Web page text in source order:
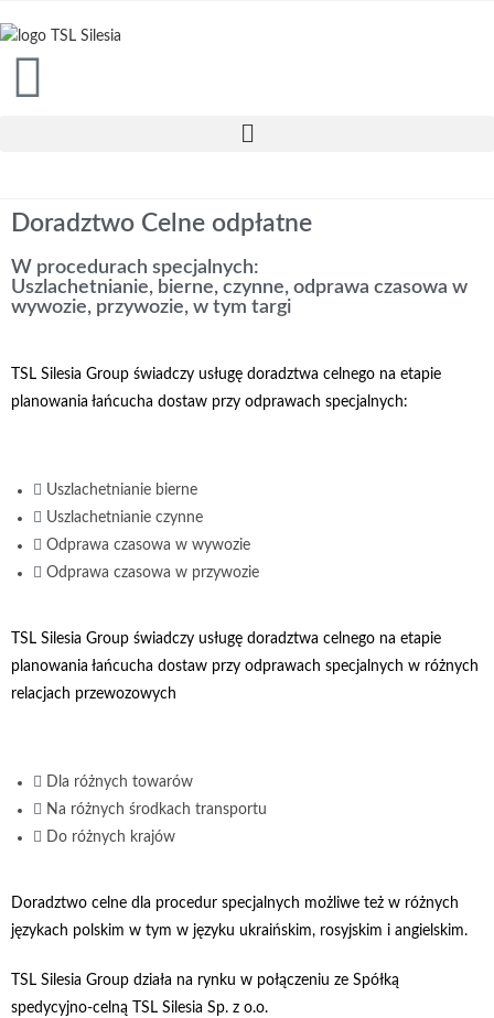
Doradztwo Celne odpłatne
W procedurach specjalnych:
Uszlachetnianie, bierne, czynne, odprawa czasowa w
wywozie, przywozie, w tym targi
TSL Silesia Group świadczy usługę doradztwa celnego na etapie
planowania łańcucha dostaw przy odprawach specjalnych:
Uszlachetnianie bierne
Uszlachetnianie czynne
Odprawa czasowa w wywozie
Odprawa czasowa w przywozie
TSL Silesia Group świadczy usługę doradztwa celnego na etapie
planowania łańcucha dostaw przy odprawach specjalnych w różnych
relacjach przewozowych
Dla różnych towarów
Na różnych środkach transportu
Do różnych krajów
Doradztwo celne dla procedur specjalnych możliwe też w różnych
językach polskim w tym w języku ukraińskim, rosyjskim i angielskim.
TSL Silesia Group działa na rynku w połączeniu ze Spółką
spedycyjno-celną TSL Silesia Sp. z o.o.